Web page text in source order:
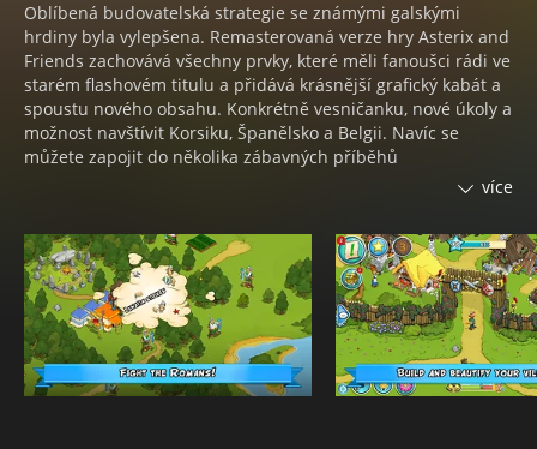
Oblíbená budovatelská strategie se známými galskými
hrdiny byla vylepšena. Remasterovaná verze hry Asterix and
Friends zachovává všechny prvky, které měli fanoušci rádi ve
starém flashovém titulu a přidává krásnější grafický kabát a
spoustu nového obsahu. Konkrétně vesničanku, nové úkoly a
možnost navštívit Korsiku, Španělsko a Belgii. Navíc se
můžete zapojit do několika zábavných příběhů
O co ve hře Asterix and Friends Remastered jde? Inu,
postavíte si vlastní galskou vesnici a vydáte se na epické
dobrodružství, prozkoumáte svět, spojíte síly se svými přáteli
a vytvoříte mocné cechy, které budou bojovat proti římské
armádě. Vývojáři lákají na zábavné a náročné úkoly, zatímco
si budete razit cestu přes římské legie a tábory. Dostanete
se dokonce až do Egypta.
více